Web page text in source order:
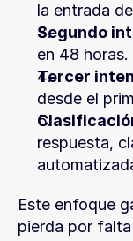
la entrada
Segundo
en 48 horas.
Tercer
desde el
respuesta,
Este enfoque
pierda por